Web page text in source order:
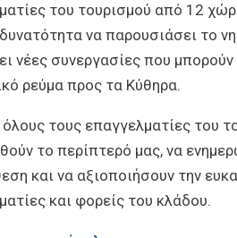
του τουρισμού από 12
να παρουσιάσει το
νέες συνεργασίες που
ρεύμα προς τα Κύθηρα.
τους επαγγελματίες του
το περίπτερό μας, να
και να αξιοποιήσουν την
και φορείς του κλάδου.